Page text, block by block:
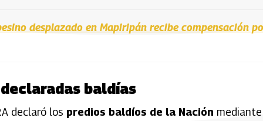
desplazado en Mapiripán recibe compensación
baldías
declaró los predios baldíos de la Nación